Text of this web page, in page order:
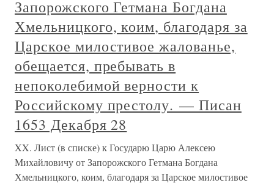
Запорожского Гетмана Богдана
Хмельницкого, коим, благодаря за
Царское милостивое жалованье,
обещается, пребывать в
непоколебимой верности к
Российскому престолу. — Писан
1653 Декабря 28
XX. Лист (в списке) к Государю Царю Алексею
Михайловичу от Запорожского Гетмана Богдана
Хмельницкого, коим, благодаря за Царское милостивое